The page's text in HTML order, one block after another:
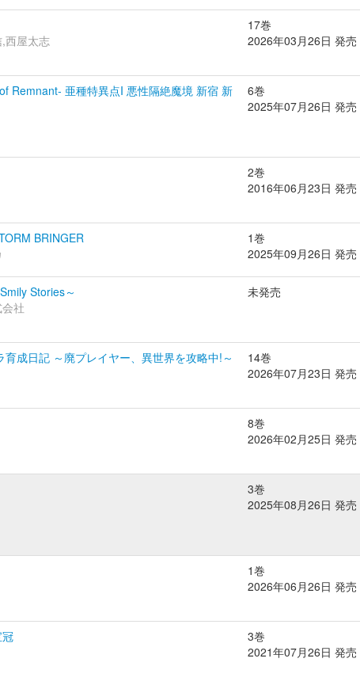
西屋太志
17巻
2026年03月26日 発売
Remnant‐ 亜種特異点I 悪性隔絶魔境 新宿 新
6巻
2025年07月26日 発売
2巻
2016年06月23日 発売
BRINGER
1巻
2025年09月26日 発売
Stories～
社
未発売
成日記 ～廃プレイヤー、異世界を攻略中!～
14巻
2026年07月23日 発売
8巻
2026年02月25日 発売
3巻
2025年08月26日 発売
1巻
2026年06月26日 発売
3巻
2021年07月26日 発売